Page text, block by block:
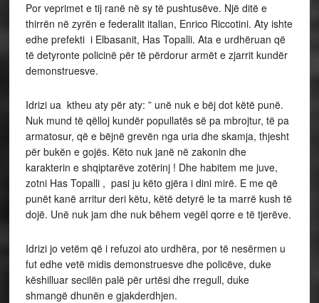
Por veprimet e tij ranë në sy të pushtusëve. Një ditë e
thirrën në zyrën e federalit italian, Enrico Riccotini. Aty ishte
edhe prefekti i Elbasanit, Has Topalli. Ata e urdhëruan që
të detyronte policinë për të përdorur armët e zjarrit kundër
demonstruesve.
Idrizi ua ktheu aty për aty: ” unë nuk e bëj dot këtë punë.
Nuk mund të qëlloj kundër popullatës së pa mbrojtur, të pa
armatosur, që e bëjnë grevën nga uria dhe skamja, thjesht
për bukën e gojës. Këto nuk janë në zakonin dhe
karakterin e shqiptarëve zotërinj ! Dhe habitem me juve,
zotni Has Topalli , pasi ju këto gjëra i dini mirë. E me që
punët kanë arritur deri këtu, këtë detyrë le ta marrë kush të
dojë. Unë nuk jam dhe nuk bëhem vegël qorre e të tjerëve.
Idrizi jo vetëm që i refuzoi ato urdhëra, por të nesërmen u
fut edhe vetë midis demonstruesve dhe policëve, duke
këshilluar secilën palë për urtësi dhe rregull, duke
shmangë dhunën e gjakderdhjen.